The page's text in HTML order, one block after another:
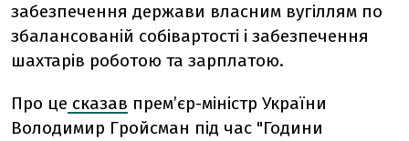
забезпечення держави власним вугіллям по
збалансованій собівартості і забезпечення
шахтарів роботою та зарплатою.
Про це сказав прем’єр-міністр України
Володимир Гройсман під час "Години